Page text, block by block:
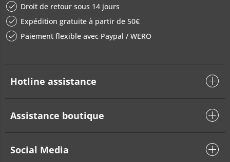
Droit de retour sous 14 jours
Expédition gratuite à partir de 50€
Paiement flexible avec Paypal / WERO
Hotline assistance
Assistance boutique
Social Media